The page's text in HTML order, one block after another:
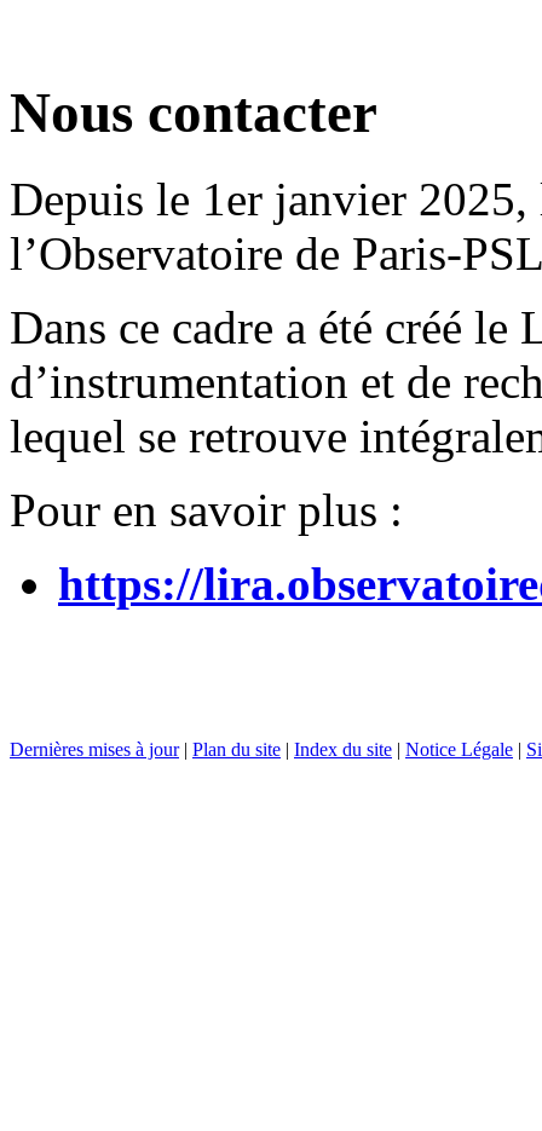
Nous contacter
Depuis le 1er janvier
l’Observatoire de Paris-
Dans ce cadre a été créé
d’instrumentation et de
lequel se retrouve
Pour en savoir plus :
https://
Dernières mises à jour| Plan du site | Index du site | Notice Légale |